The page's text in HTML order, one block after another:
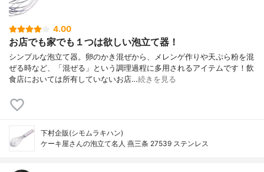
4.00
お店でも家でも１つは欲しい泡立て器！
シンプルな泡立て器。卵のかき混ぜから、メレンゲ作りや天ぷら粉を混
ぜる時など、「混ぜる」という調理過程に多用されるアイテムです！飲
食店においては所有していないお店…続きを見る
下村企販(シモムラキハン)
ケーキ屋さんの泡立て名人 燕三条 27539 ステンレス